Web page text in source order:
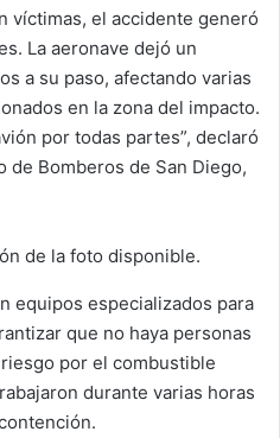
víctimas, el accidente generó
La aeronave dejó un
a su paso, afectando varias
en la zona del impacto.
por todas partes”, declaró
Bomberos de San Diego,
equipos especializados para
que no haya personas
por el combustible
durante varias horas